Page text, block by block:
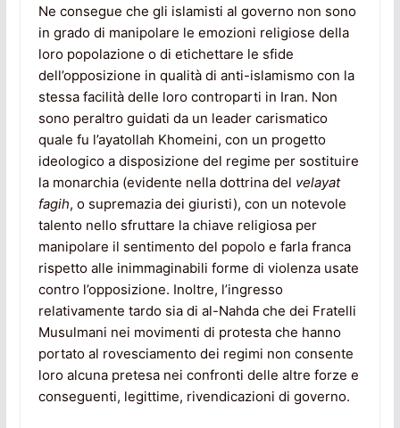
Ne consegue che gli islamisti al governo non sono
in grado di manipolare le emozioni religiose della
loro popolazione o di etichettare le sfide
dell’opposizione in qualità di anti-islamismo con la
stessa facilità delle loro controparti in Iran. Non
sono peraltro guidati da un leader carismatico
quale fu l’ayatollah Khomeini, con un progetto
ideologico a disposizione del regime per sostituire
la monarchia (evidente nella dottrina del velayat
fagih, o supremazia dei giuristi), con un notevole
talento nello sfruttare la chiave religiosa per
manipolare il sentimento del popolo e farla franca
rispetto alle inimmaginabili forme di violenza usate
contro l’opposizione. Inoltre, l’ingresso
relativamente tardo sia di al-Nahda che dei Fratelli
Musulmani nei movimenti di protesta che hanno
portato al rovesciamento dei regimi non consente
loro alcuna pretesa nei confronti delle altre forze e
conseguenti, legittime, rivendicazioni di governo.